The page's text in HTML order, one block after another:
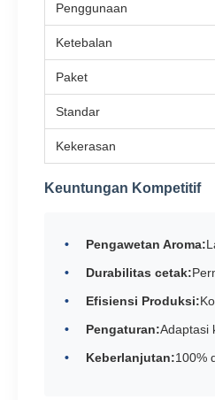
Penggunaan
Ketebalan
Paket
Standar
Kekerasan
Keuntungan Kompetitif
Pengawetan Aroma:
Durabilitas cetak:
Efisiensi Produksi:
Pengaturan:Adaptasi
Keberlanjutan:100%